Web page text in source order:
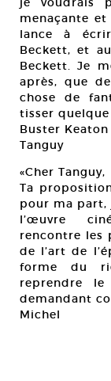
menaçante
lance à
Beckett, et
Beckett. Je
après, que
chose de
tisser
Buster
Tanguy
«Cher Tanguy,
Ta
pour ma part,
l’œuvre
rencontre les
de l’art de
forme du
reprendre
demandant
Michel